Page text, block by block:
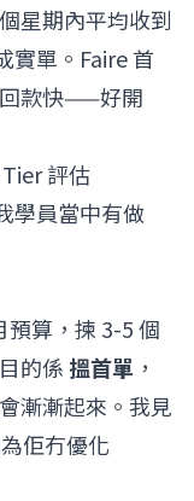
星期內平均收到
實單。Faire 首
款快——好開
評估
學員當中有做
算，揀 3-5 個
的係 搵首單 ，
漸漸起來。我見
佢冇優化